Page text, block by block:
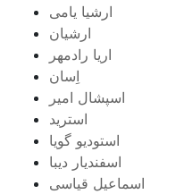
ارشیا یامی
ارشیان
اریا رادمهر
اِسان
اسپشال امیر
استرید
استودیو گویا
اسفندیار دیبا
اسماعیل قیاسی